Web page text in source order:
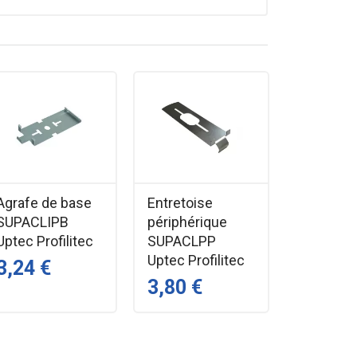
ont pour fonction de fixer le carreau inséré
de base
Profilitec
€
Entretoise
périphérique
SUPACLPP
Uptec Profilitec
3,80 €